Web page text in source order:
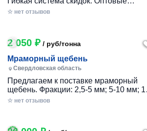
поставки по России и СНГ.
☆ нет отзывов
2 050 ₽ / руб/тонна
Мраморный щебень
Свердловская область
Предлагаем к поставке мраморный
щебень. Фракции: 2,5-5 мм; 5-10 мм; 10-
20 мм; 20-40 мм. Отгрузка на условиях
ж/д транспортом.
☆ нет отзывов